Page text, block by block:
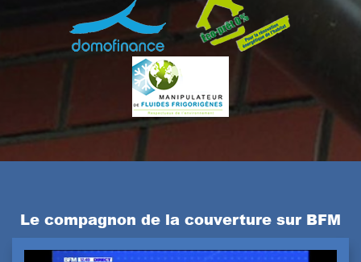
Le compagnon de la couverture sur BFM